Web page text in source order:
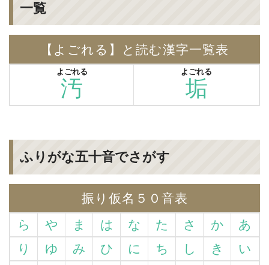
一覧
【よごれる】と読む漢字一覧表
汚
よごれる
垢
よごれる
ふりがな五十音でさがす
振り仮名５０音表
ら
や ま は な た さ か
あ
り
ゆ み ひ に ち し き
い